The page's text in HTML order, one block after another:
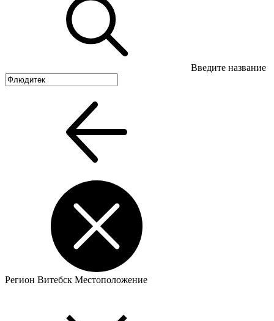
Введите название
Регион Витебск Местоположение